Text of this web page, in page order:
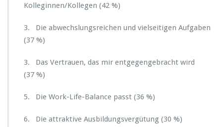
Kolleginnen/Kollegen (42 %)
3. Die abwechslungsreichen und vielseitigen Aufgaben
(37 %)
3. Das Vertrauen, das mir entgegengebracht wird
(37 %)
5. Die Work-Life-Balance passt (36 %)
6. Die attraktive Ausbildungsvergütung (30 %)